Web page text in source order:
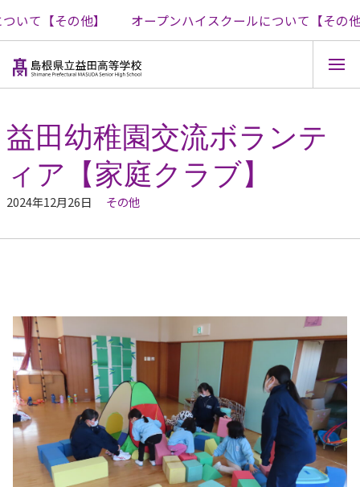
コ
テ
ン
ツ
へ
ス
キ
プ
て【その他】 オープンハイスクールについて【その他
益田幼稚園交流ボランテ
ィア【家庭クラブ】
2024年12月26日 その他